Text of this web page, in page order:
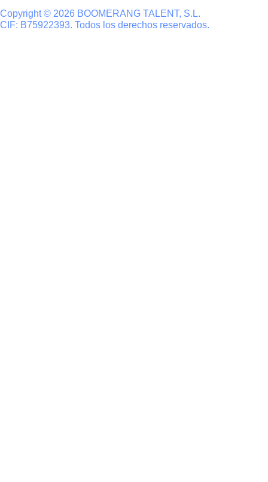
Copyright © 2026 BOOMERANG TALENT, S.L.
CIF: B75922393. Todos los derechos reservados.